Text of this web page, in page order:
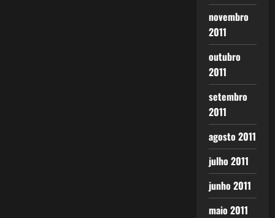
novembro
2011
outubro
2011
setembro
2011
agosto 2011
julho 2011
junho 2011
maio 2011